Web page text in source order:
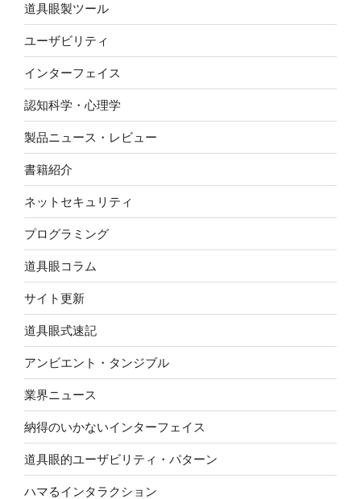
道具眼製ツール
ユーザビリティ
インターフェイス
認知科学・心理学
製品ニュース・レビュー
書籍紹介
ネットセキュリティ
プログラミング
道具眼コラム
サイト更新
道具眼式速記
アンビエント・タンジブル
業界ニュース
納得のいかないインターフェイス
道具眼的ユーザビリティ・パターン
ハマるインタラクション